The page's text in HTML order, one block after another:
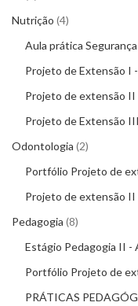
Nutrição 4
Aula prática
Projeto de Extensão I
Projeto de extensão II
Projeto de Extensão
Odontologia 2
Portfólio Projeto de
Projeto de extensão
Pedagogia 8
Estágio Pedagogia II -
Portfólio Projeto de
PRÁTICAS